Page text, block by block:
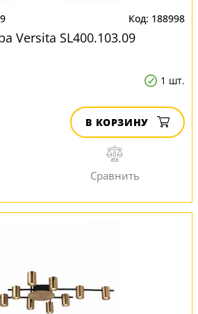
188998
Versita SL400.103.09
1 шт.
В КОРЗИНУ